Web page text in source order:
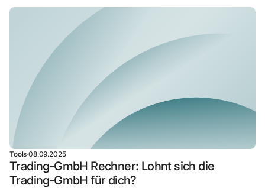
Tools·08.09.2025
Trading‑GmbH Rechner: Lohnt sich die
Trading‑GmbH für dich?